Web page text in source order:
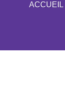
ACCUEIL